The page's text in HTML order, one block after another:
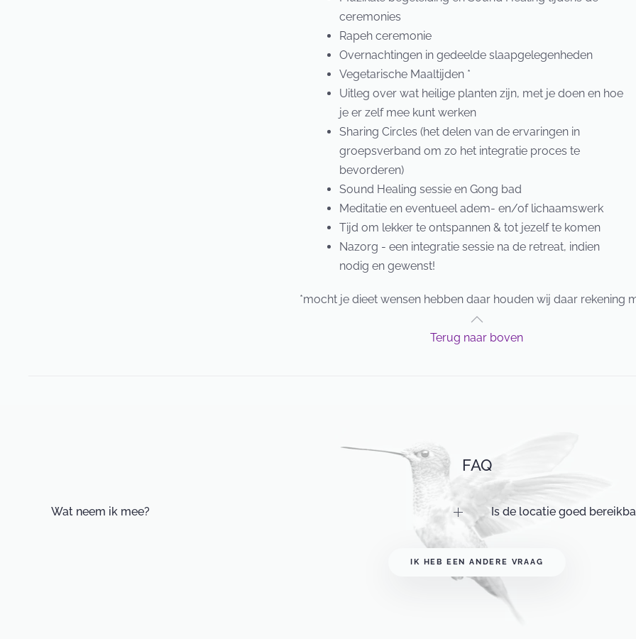
ceremonies
Rapeh ceremonie
Overnachtingen in gedeelde slaapgelegenheden
Vegetarische Maaltijden *
Uitleg over wat heilige planten zijn, met je doen en hoe
je er zelf mee kunt werken
Sharing Circles (het delen van de ervaringen in
groepsverband om zo het integratie proces te
bevorderen)
Sound Healing sessie en Gong bad
Meditatie en eventueel adem- en/of lichaamswerk
Tijd om lekker te ontspannen & tot jezelf te komen
Nazorg - een integratie sessie na de retreat, indien
nodig en gewenst!
*mocht je dieet wensen hebben daar houden wij daar rekening
Terug naar boven
FAQ
Wat neem ik mee? Is de locatie goed
IK HEB EEN ANDERE VRAAG